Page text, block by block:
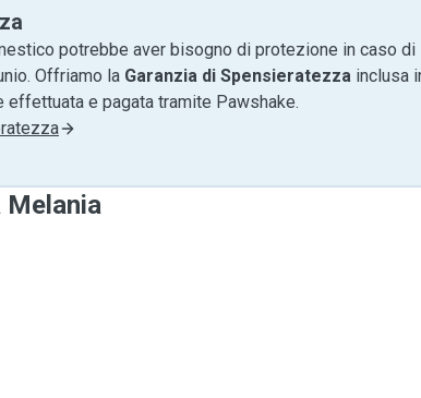
potrebbe aver bisogno di protezione in caso di
Offriamo la Garanzia di Spensieratezza inclusa
effettuata e pagata tramite Pawshake.
Melania